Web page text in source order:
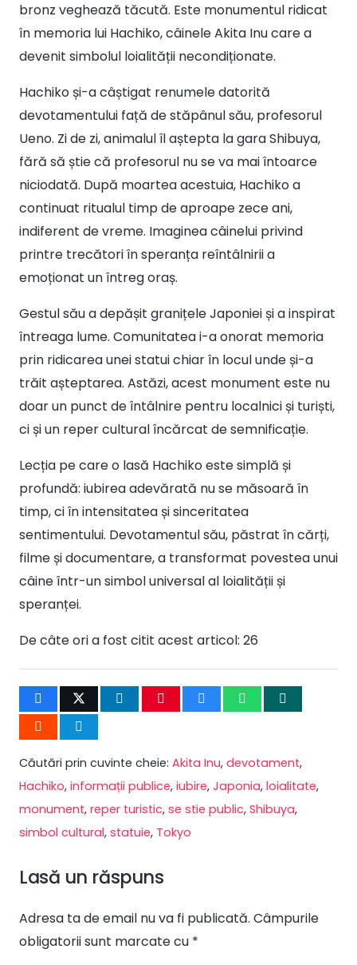
bronz veghează tăcută. Este monumentul ridicat
în memoria lui Hachiko, câinele Akita Inu care a
devenit simbolul loialității necondiționate.
Hachiko și-a câștigat renumele datorită
devotamentului față de stăpânul său, profesorul
Ueno. Zi de zi, animalul îl aștepta la gara Shibuya,
fără să știe că profesorul nu se va mai întoarce
niciodată. După moartea acestuia, Hachiko a
continuat ritualul timp de aproape zece ani,
indiferent de vreme. Imaginea câinelui privind
printre trecători în speranța reîntâlnirii a
emoționat un întreg oraș.
Gestul său a depășit granițele Japoniei și a inspirat
întreaga lume. Comunitatea i-a onorat memoria
prin ridicarea unei statui chiar în locul unde și-a
trăit așteptarea. Astăzi, acest monument este nu
doar un punct de întâlnire pentru localnici și turiști,
ci și un reper cultural încărcat de semnificație.
Lecția pe care o lasă Hachiko este simplă și
profundă: iubirea adevărată nu se măsoară în
timp, ci în intensitatea și sinceritatea
sentimentului. Devotamentul său, păstrat în cărți,
filme și documentare, a transformat povestea unui
câine într-un simbol universal al loialității și
speranței.
De câte ori a fost citit acest articol: 26
Căutări prin cuvinte cheie: Akita Inu, devotament,
Hachiko, informații publice, iubire, Japonia, loialitate,
monument, reper turistic, se stie public, Shibuya,
simbol cultural, statuie, Tokyo
Lasă un răspuns
Adresa ta de email nu va fi publicată. Câmpurile
obligatorii sunt marcate cu *